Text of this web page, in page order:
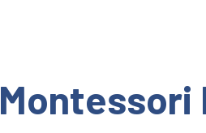
Montessori